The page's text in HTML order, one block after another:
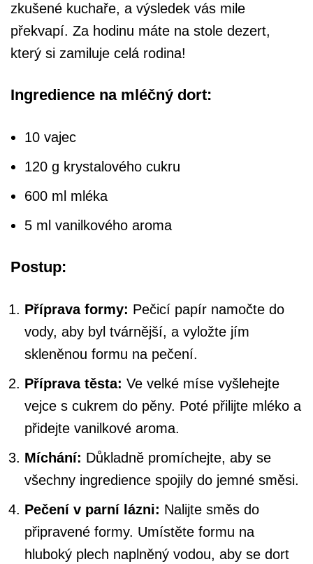
zkušené kuchaře, a výsledek vás mile
překvapí. Za hodinu máte na stole dezert,
který si zamiluje celá rodina!
Ingredience na mléčný dort:
10 vajec
120 g krystalového cukru
600 ml mléka
5 ml vanilkového aroma
Postup:
Příprava formy: Pečicí papír namočte do
vody, aby byl tvárnější, a vyložte jím
skleněnou formu na pečení.
Příprava těsta: Ve velké míse vyšlehejte
vejce s cukrem do pěny. Poté přilijte mléko a
přidejte vanilkové aroma.
Míchání: Důkladně promíchejte, aby se
všechny ingredience spojily do jemné směsi.
Pečení v parní lázni: Nalijte směs do
připravené formy. Umístěte formu na
hluboký plech naplněný vodou, aby se dort